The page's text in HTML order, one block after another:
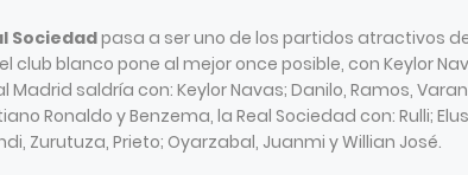
Sociedadpasa a ser uno de los partidos atractivos
club blanco pone al mejor once posible, con Keylor
Madrid saldría con: Keylor Navas; Danilo, Ramos,
Ronaldo y Benzema, la Real Sociedad con: Rulli;
Zurutuza, Prieto; Oyarzabal, Juanmi y Willian José.